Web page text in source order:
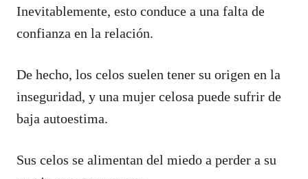
Inevitablemente, esto conduce a una falta de
confianza en la relación.
De hecho, los celos suelen tener su origen en la
inseguridad, y una mujer celosa puede sufrir de
baja autoestima.
Sus celos se alimentan del miedo a perder a su